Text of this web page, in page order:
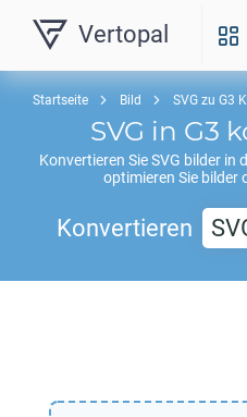
Vertopal
Startseite Bild SVG zu G3
SVG in G3
Konvertieren SieSVG bilder in
optimieren Sie bilder
Konvertieren